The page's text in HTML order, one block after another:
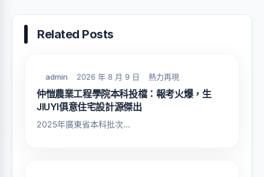
Related Posts
admin 2026 年 8 月 9 日 熱力再現
仲愷農業工程學院本科投檔：報考火爆，生
JIUYI俱意住宅設計源傑出
2025年廣東省本科批次...